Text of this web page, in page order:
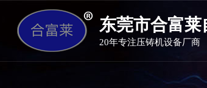
东莞市合富莱
20年专注压铸机设备厂商